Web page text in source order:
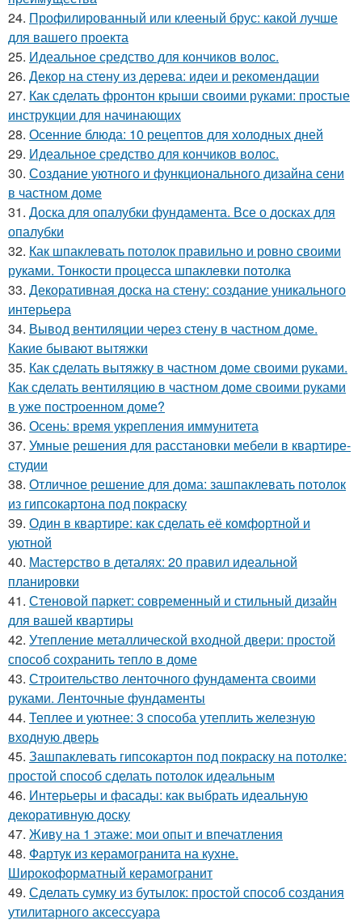
24. Профилированный или клееный брус: какой лучше
для вашего проекта
25. Идеальное средство для кончиков волос.
26. Декор на стену из дерева: идеи и рекомендации
27. Как сделать фронтон крыши своими руками: простые
инструкции для начинающих
28. Осенние блюда: 10 рецептов для холодных дней
29. Идеальное средство для кончиков волос.
30. Создание уютного и функционального дизайна сени
в частном доме
31. Доска для опалубки фундамента. Все о досках для
опалубки
32. Как шпаклевать потолок правильно и ровно своими
руками. Тонкости процесса шпаклевки потолка
33. Декоративная доска на стену: создание уникального
интерьера
34. Вывод вентиляции через стену в частном доме.
Какие бывают вытяжки
35. Как сделать вытяжку в частном доме своими руками.
Как сделать вентиляцию в частном доме своими руками
в уже построенном доме?
36. Осень: время укрепления иммунитета
37. Умные решения для расстановки мебели в квартире-
студии
38. Отличное решение для дома: зашпаклевать потолок
из гипсокартона под покраску
39. Один в квартире: как сделать её комфортной и
уютной
40. Мастерство в деталях: 20 правил идеальной
планировки
41. Стеновой паркет: современный и стильный дизайн
для вашей квартиры
42. Утепление металлической входной двери: простой
способ сохранить тепло в доме
43. Строительство ленточного фундамента своими
руками. Ленточные фундаменты
44. Теплее и уютнее: 3 способа утеплить железную
входную дверь
45. Зашпаклевать гипсокартон под покраску на потолке:
простой способ сделать потолок идеальным
46. Интерьеры и фасады: как выбрать идеальную
декоративную доску
47. Живу на 1 этаже: мои опыт и впечатления
48. Фартук из керамогранита на кухне.
Широкоформатный керамогранит
49. Сделать сумку из бутылок: простой способ создания
утилитарного аксессуара